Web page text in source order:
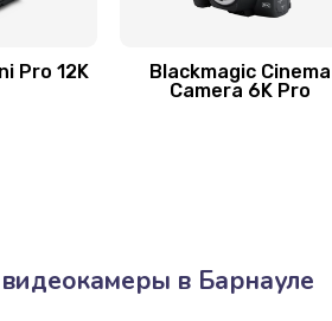
Pro 12K
Blackmagic Cinema
Camera 6K Pro
в Барнауле